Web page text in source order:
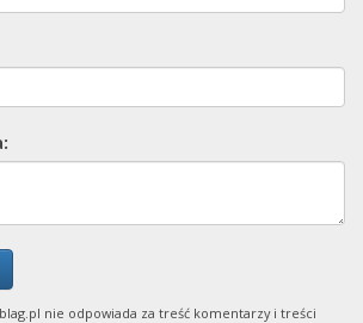
nie odpowiada za treść komentarzy i treści